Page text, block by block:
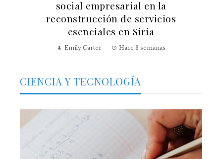
social empresarial en la
reconstrucción de servicios
esenciales en Siria
Emily Carter Hace 3 semanas
CIENCIA Y TECNOLOGÍA